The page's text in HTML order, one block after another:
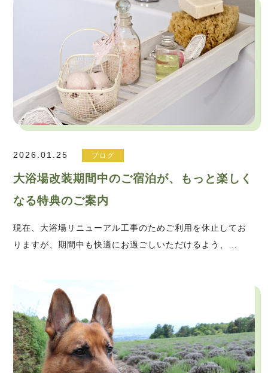
2026.01.25 ブログ
大浴場改装期間中のご宿泊が、もっと楽しく
なる特典のご案内
現在、大浴場リニューアル工事のためご利用を休止してお
りますが、期間中も快適にお過ごしいただけるよう、…